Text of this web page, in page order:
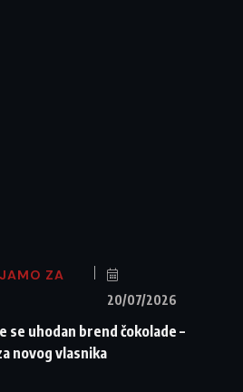
ZA
20/07/2026
se uhodan brend čokolade –
novog vlasnika